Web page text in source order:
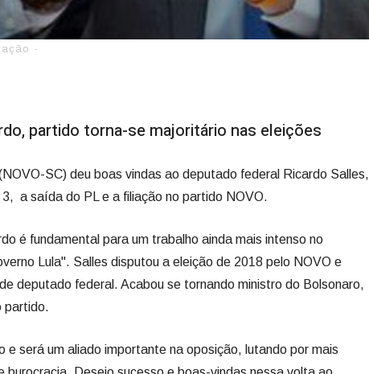
-
partido torna-se majoritário nas eleições
SC) deu boas vindas ao deputado federal Ricardo Salles,
a saída do PL e a filiação no partido NOVO.
é fundamental para um trabalho ainda mais intenso no
Lula". Salles disputou a eleição de 2018 pelo NOVO e
deputado federal. Acabou se tornando ministro do Bolsonaro,
partido.
e será um aliado importante na oposição, lutando por mais